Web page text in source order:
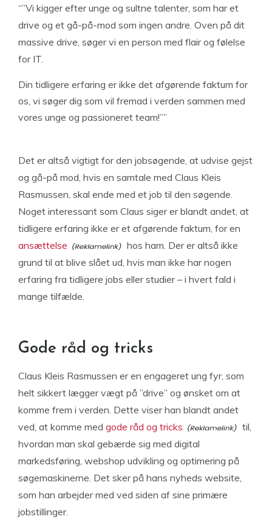
“”Vi kigger efter unge og sultne talenter, som har et
drive og et gå-på-mod som ingen andre. Oven på dit
massive drive, søger vi en person med flair og følelse
for IT.
Din tidligere erfaring er ikke det afgørende faktum for
os, vi søger dig som vil fremad i verden sammen med
vores unge og passioneret team!””
Det er altså vigtigt for den jobsøgende, at udvise gejst
og gå-på mod, hvis en samtale med Claus Kleis
Rasmussen, skal ende med et job til den søgende.
Noget interessant som Claus siger er blandt andet, at
tidligere erfaring ikke er et afgørende faktum, for en
ansættelse
hos ham. Der er altså ikke
grund til at blive slået ud, hvis man ikke har nogen
erfaring fra tidligere jobs eller studier – i hvert fald i
mange tilfælde.
Gode råd og tricks
Claus Kleis Rasmussen er en engageret ung fyr, som
helt sikkert lægger vægt på ”drive” og ønsket om at
komme frem i verden. Dette viser han blandt andet
ved, at komme med gode råd og tricks
til,
hvordan man skal gebærde sig med digital
markedsføring, webshop udvikling og optimering på
søgemaskinerne. Det sker på hans nyheds website,
som han arbejder med ved siden af sine primære
jobstillinger.